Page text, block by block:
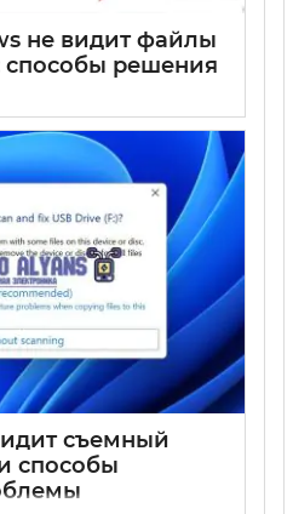
не видит файлы
способы решения
съемный
способы